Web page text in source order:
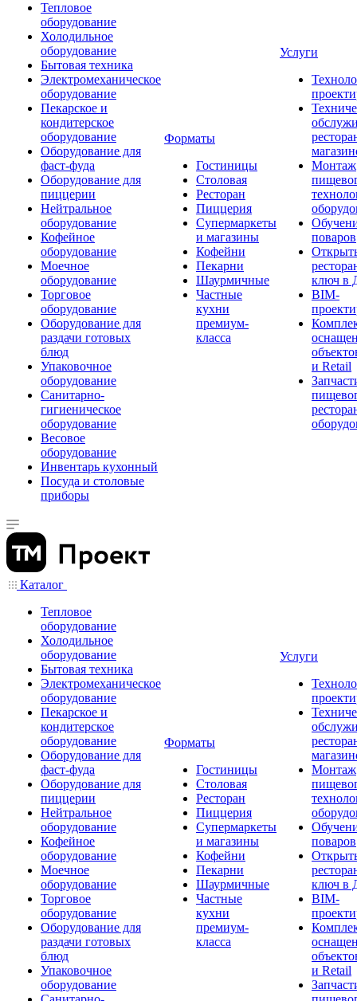
Тепловое
оборудование
Холодильное
оборудование
Бытовая техника
Электромеханическое
оборудование
Пекарское и
кондитерское
оборудование
Оборудование для
фаст-фуда
Оборудование для
пиццерии
Нейтральное
оборудование
Кофейное
оборудование
Моечное
оборудование
Торговое
оборудование
Оборудование для
раздачи готовых
блюд
Упаковочное
оборудование
Санитарно-
гигиеническое
оборудование
Весовое
оборудование
Инвентарь кухонный
Посуда и столовые
приборы
Форматы
Гостиницы
Столовая
Ресторан
Пиццерия
Супермаркеты
и магазины
Кофейни
Пекарни
Шаурмичные
Частные
кухни
премиум-
класса
Услуги
Монтаж
поваров
ключ в
BIM-
и Retail
Каталог
Тепловое
оборудование
Холодильное
оборудование
Бытовая техника
Электромеханическое
оборудование
Пекарское и
кондитерское
оборудование
Оборудование для
фаст-фуда
Оборудование для
пиццерии
Нейтральное
оборудование
Кофейное
оборудование
Моечное
оборудование
Торговое
оборудование
Оборудование для
раздачи готовых
блюд
Упаковочное
оборудование
Форматы
Гостиницы
Столовая
Ресторан
Пиццерия
Супермаркеты
и магазины
Кофейни
Пекарни
Шаурмичные
Частные
кухни
премиум-
класса
Услуги
Монтаж
поваров
ключ в
BIM-
и Retail